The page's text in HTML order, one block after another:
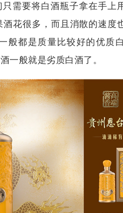
需要将白酒瓶子拿在手上
花很多，而且消散的速度
般都是质量比较好的优质
一般就是劣质白酒了。